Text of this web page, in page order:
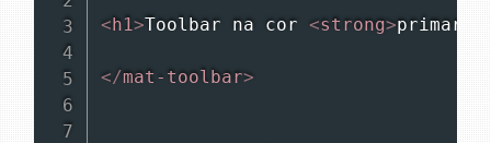
<h1>Toolbar na cor <strong>primary
</mat-toolbar>